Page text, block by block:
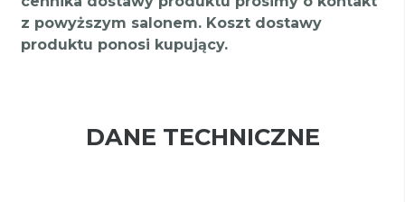
z powyższym salonem. Koszt dostawy
produktu ponosi kupujący.
DANE TECHNICZNE